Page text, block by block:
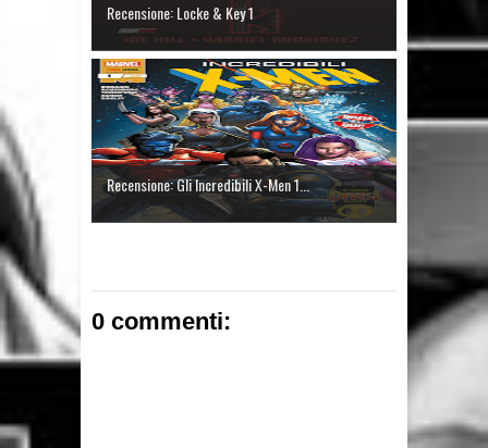
Recensione: Locke & Key 1
Recensione: Gli Incredibili X-Men 1...
0 commenti: